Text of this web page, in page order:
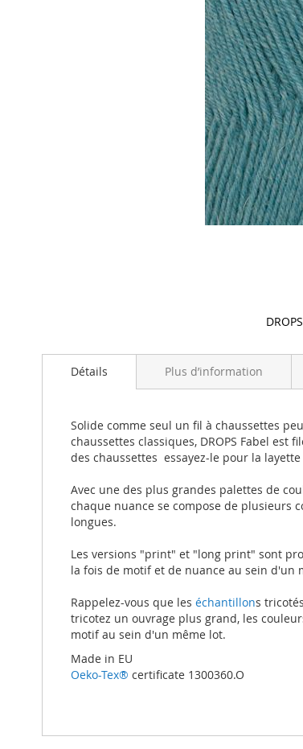
to
images
gallery
Détails
Solide comme seul un fil à chaussettes
chaussettes classiques, DROPS Fabel est
des chaussettes  essayez-le pour la layette
Avec une des plus grandes palettes de
chaque nuance se compose de plusieurs
longues.
Les versions "print" et "long print" sont
la fois de motif et de nuance au sein d'un
Rappelez-vous que les échantillons
tricotez un ouvrage plus grand, les
motif au sein d'un même lot.
Made in EU
Oeko-Tex® certificate 1300360.O
Plus d’information